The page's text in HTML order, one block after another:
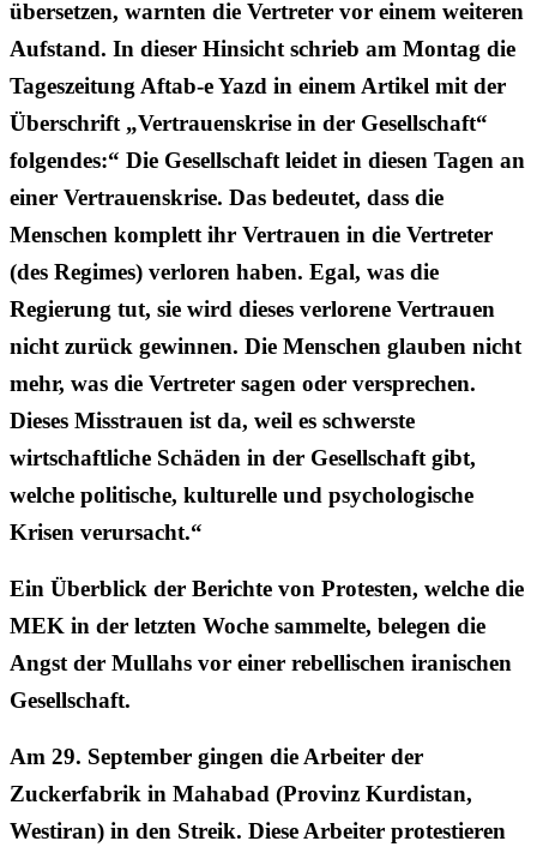
übersetzen, warnten die Vertreter vor einem weiteren
Aufstand. In dieser Hinsicht schrieb am Montag die
Tageszeitung Aftab-e Yazd in einem Artikel mit der
Überschrift „Vertrauenskrise in der Gesellschaft“
folgendes:“ Die Gesellschaft leidet in diesen Tagen an
einer Vertrauenskrise. Das bedeutet, dass die
Menschen komplett ihr Vertrauen in die Vertreter
(des Regimes) verloren haben. Egal, was die
Regierung tut, sie wird dieses verlorene Vertrauen
nicht zurück gewinnen. Die Menschen glauben nicht
mehr, was die Vertreter sagen oder versprechen.
Dieses Misstrauen ist da, weil es schwerste
wirtschaftliche Schäden in der Gesellschaft gibt,
welche politische, kulturelle und psychologische
Krisen verursacht.“
Ein Überblick der Berichte von Protesten, welche die
MEK in der letzten Woche sammelte, belegen die
Angst der Mullahs vor einer rebellischen iranischen
Gesellschaft.
Am 29. September gingen die Arbeiter der
Zuckerfabrik in Mahabad (Provinz Kurdistan,
Westiran) in den Streik. Diese Arbeiter protestieren